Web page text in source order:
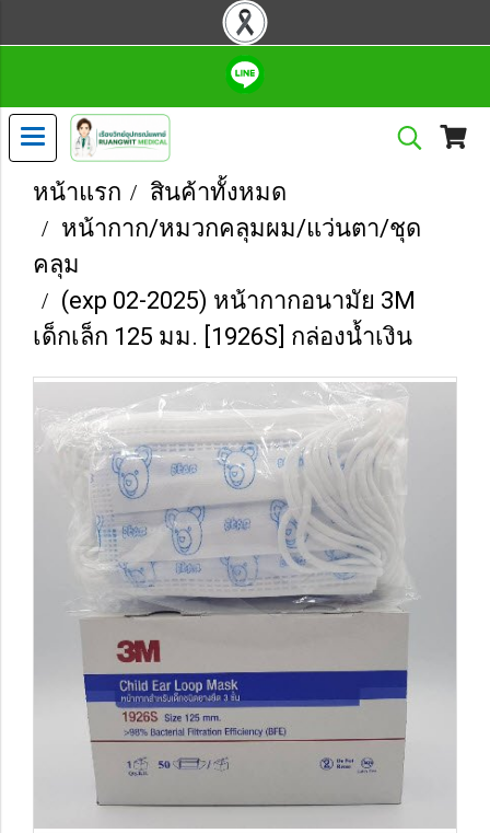
หน้าแรก
สินค้าทั้งหมด
หน้ากาก/หมวกคลุมผม/แว่นตา/ชุด
คลุม
(exp 02-2025) หน้ากากอนามัย 3M
เด็กเล็ก 125 มม. [1926S] กล่องน้ำเงิน